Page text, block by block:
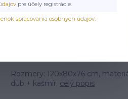
160cm,
dub +
Rozmery: 120x80x76 cm,
dub + kašmír. celý popis
pre účely registrácie.
spracovania osobných údajov.